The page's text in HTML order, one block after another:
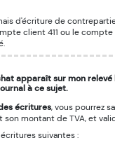
d'écriture de
client 411 ou le compte
apparaît sur mon
à ce sujet.
écritures, vous pourrez
montant de TVA, et
suivantes :